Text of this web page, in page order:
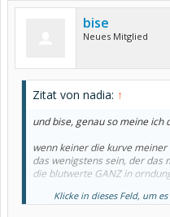
bise
Neues Mitglied
Zitat von nadia: ↑
und bise, genau so meine ich
wenn keiner die kurve
das wenigstens sein, der das
die blutwerte GANZ in
ich weiss nun , dass ich mich
Klicke in dieses Feld, um